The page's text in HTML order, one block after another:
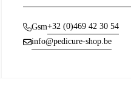
Gsm+32 (0)469 42 30 54
info@pedicure-shop.be